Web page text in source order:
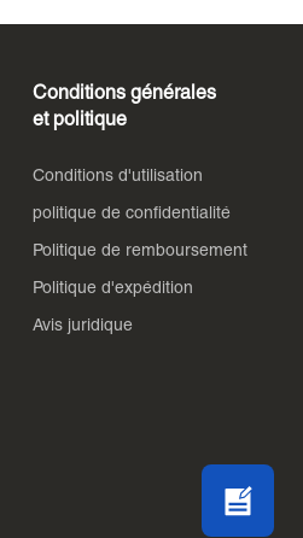
Conditions générales
et politique
Conditions d'utilisation
politique de confidentialité
Politique de remboursement
Politique d'expédition
Avis juridique